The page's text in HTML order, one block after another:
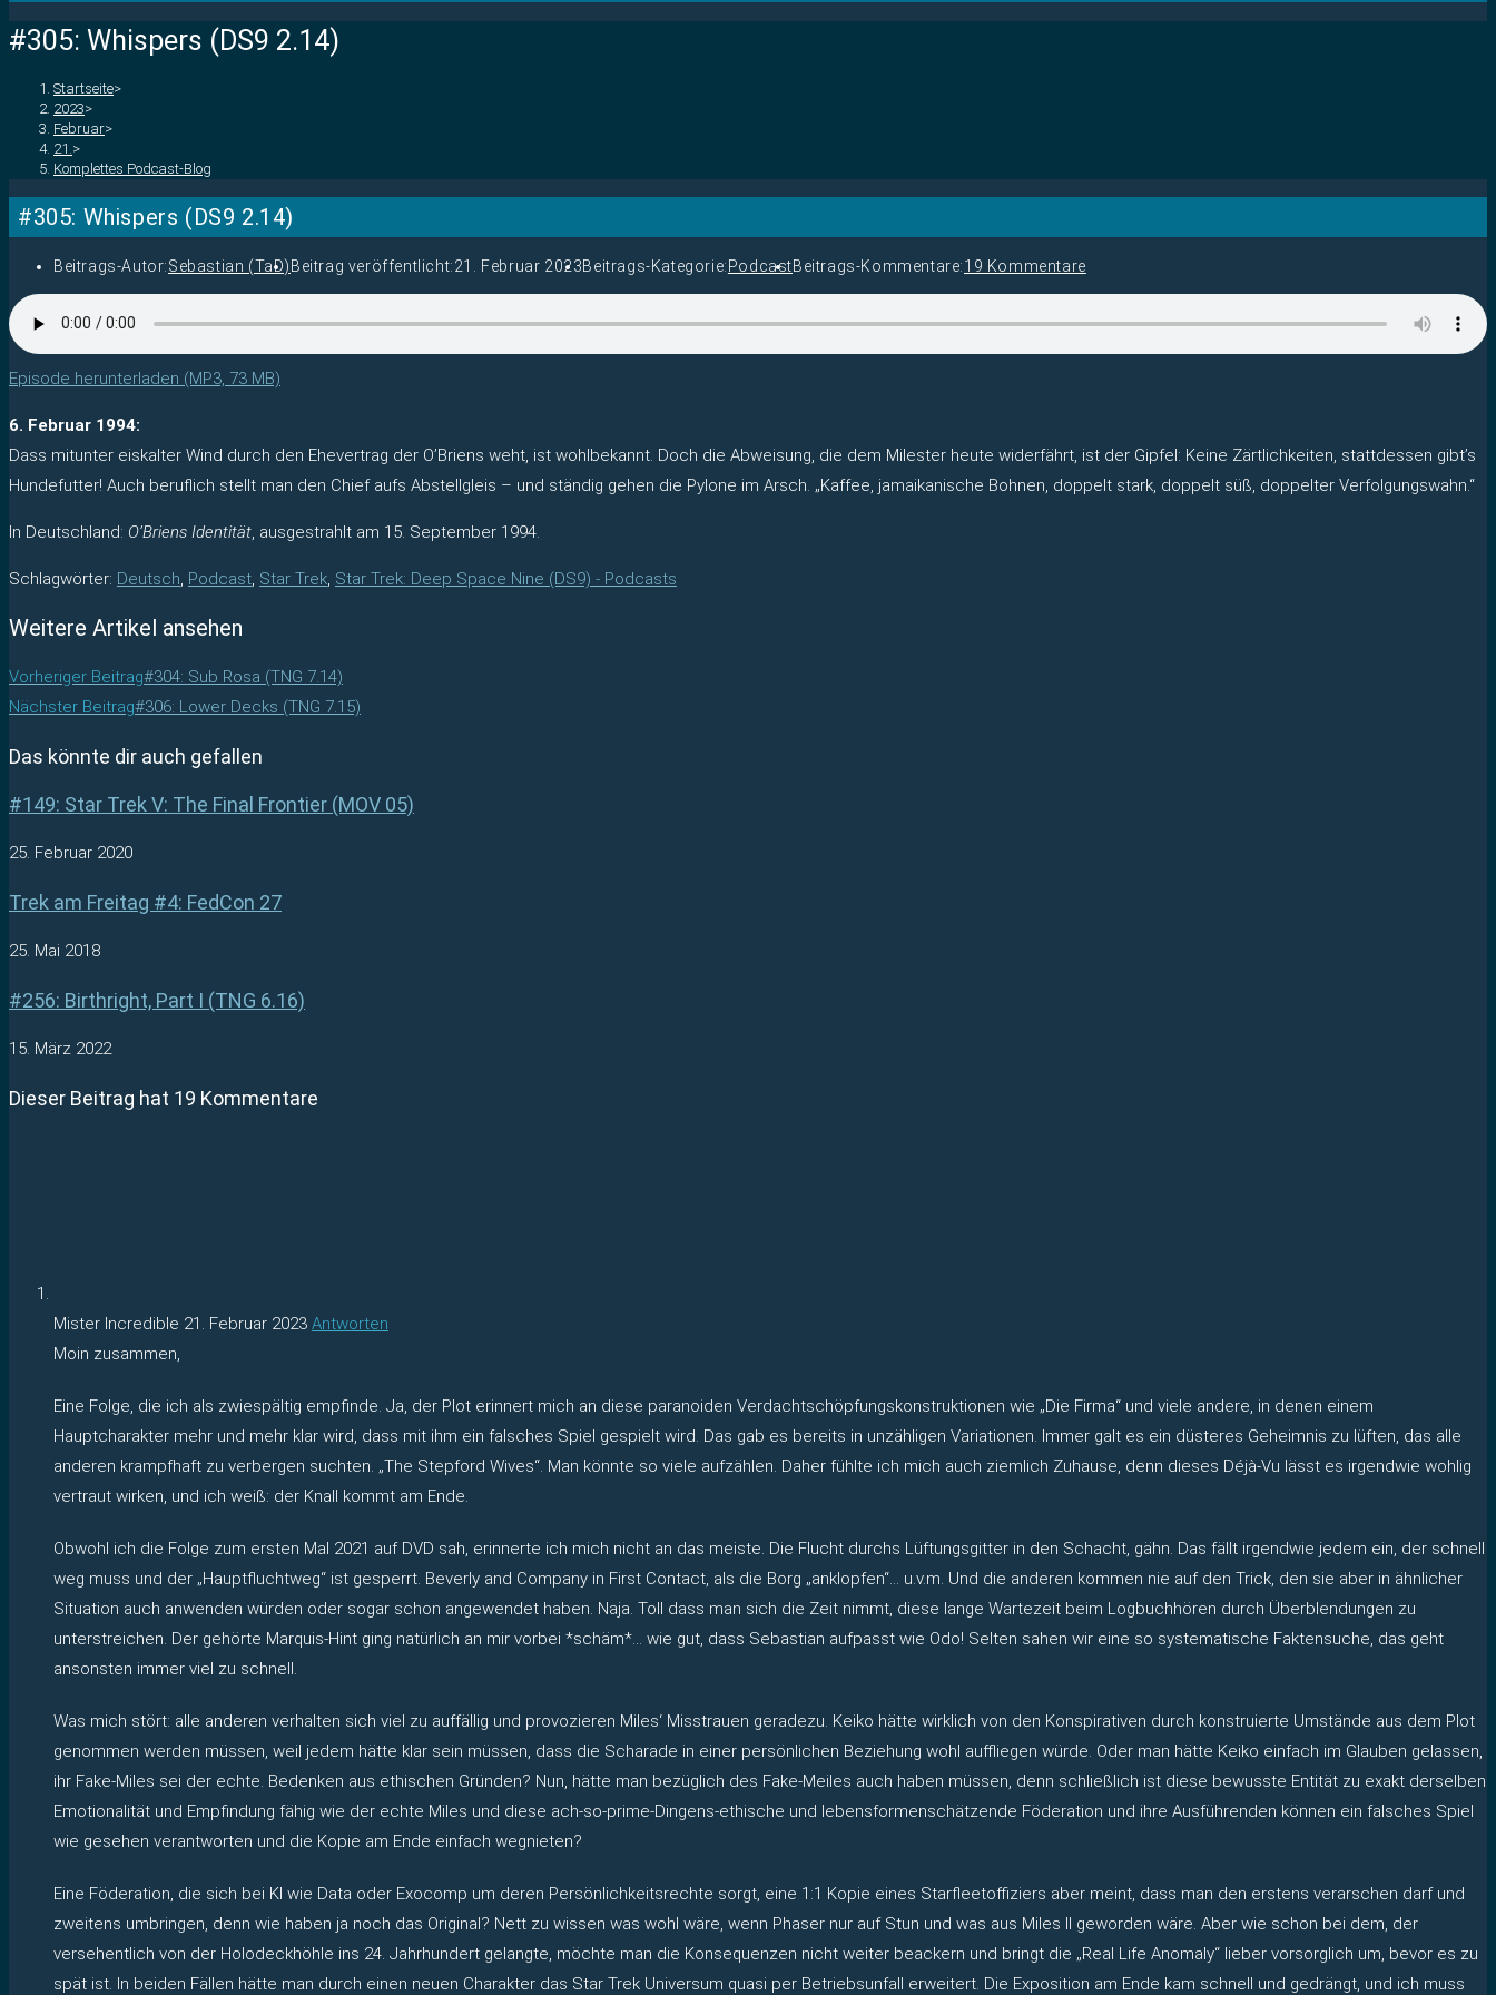
#305: Whispers (DS9 2.14)
Startseite>
2023>
Februar>
21. >
Komplettes Podcast-Blog
#305: Whispers (DS9 2.14)
Beitrags-Autor:Sebastian (TaD) Beitrag veröffentlicht:21. Februar 2023Beitrags-Kategorie: PodcastBeitrags-Kommentare:19 Kommentare
Episode herunterladen (MP3, 73 MB)
6. Februar 1994:
Dass mitunter eiskalter Wind durch den Ehevertrag der O’Briens weht, ist wohlbekannt. Doch die Abweisung, die dem Milester heute widerfährt, ist der Gipfel: Keine Zärtlichkeiten, stattdessen gibt’s
Hundefutter! Auch beruflich stellt man den Chief aufs Abstellgleis – und ständig gehen die Pylone im Arsch. „Kaffee, jamaikanische Bohnen, doppelt stark, doppelt süß, doppelter Verfolgungswahn.“
In Deutschland: O’Briens Identität, ausgestrahlt am 15. September 1994.
Schlagwörter: Deutsch, Podcast, Star Trek, Star Trek: Deep Space Nine (DS9) - Podcasts
Weitere Artikel ansehen
Vorheriger Beitrag#304: Sub Rosa (TNG 7.14)
Nächster Beitrag#306: Lower Decks (TNG 7.15)
Das könnte dir auch gefallen
#149: Star Trek V: The Final Frontier (MOV 05)
25. Februar 2020
Trek am Freitag #4: FedCon 27
25. Mai 2018
#256: Birthright, Part I (TNG 6.16)
15. März 2022
Dieser Beitrag hat 19 Kommentare
Mister Incredible 21. Februar 2023 Antworten
Moin zusammen,
Eine Folge, die ich als zwiespältig empfinde. Ja, der Plot erinnert mich an diese paranoiden Verdachtschöpfungskonstruktionen wie „Die Firma“ und viele andere, in denen einem
Hauptcharakter mehr und mehr klar wird, dass mit ihm ein falsches Spiel gespielt wird. Das gab es bereits in unzähligen Variationen. Immer galt es ein düsteres Geheimnis zu lüften, das alle
anderen krampfhaft zu verbergen suchten. „The Stepford Wives“. Man könnte so viele aufzählen. Daher fühlte ich mich auch ziemlich Zuhause, denn dieses Déjà-Vu lässt es irgendwie wohlig
vertraut wirken, und ich weiß: der Knall kommt am Ende.
Obwohl ich die Folge zum ersten Mal 2021 auf DVD sah, erinnerte ich mich nicht an das meiste. Die Flucht durchs Lüftungsgitter in den Schacht, gähn. Das fällt irgendwie jedem ein, der schnell
weg muss und der „Hauptfluchtweg“ ist gesperrt. Beverly and Company in First Contact, als die Borg „anklopfen“… u.v.m. Und die anderen kommen nie auf den Trick, den sie aber in ähnlicher
Situation auch anwenden würden oder sogar schon angewendet haben. Naja. Toll dass man sich die Zeit nimmt, diese lange Wartezeit beim Logbuchhören durch Überblendungen zu
unterstreichen. Der gehörte Marquis-Hint ging natürlich an mir vorbei *schäm*… wie gut, dass Sebastian aufpasst wie Odo! Selten sahen wir eine so systematische Faktensuche, das geht
ansonsten immer viel zu schnell.
Was mich stört: alle anderen verhalten sich viel zu auffällig und provozieren Miles‘ Misstrauen geradezu. Keiko hätte wirklich von den Konspirativen durch konstruierte Umstände aus dem Plot
genommen werden müssen, weil jedem hätte klar sein müssen, dass die Scharade in einer persönlichen Beziehung wohl auffliegen würde. Oder man hätte Keiko einfach im Glauben gelassen,
ihr Fake-Miles sei der echte. Bedenken aus ethischen Gründen? Nun, hätte man bezüglich des Fake-Meiles auch haben müssen, denn schließlich ist diese bewusste Entität zu exakt derselben
Emotionalität und Empfindung fähig wie der echte Miles und diese ach-so-prime-Dingens-ethische und lebensformenschätzende Föderation und ihre Ausführenden können ein falsches Spiel
wie gesehen verantworten und die Kopie am Ende einfach wegnieten?
Eine Föderation, die sich bei KI wie Data oder Exocomp um deren Persönlichkeitsrechte sorgt, eine 1:1 Kopie eines Starfleetoffiziers aber meint, dass man den erstens verarschen darf und
zweitens umbringen, denn wie haben ja noch das Original? Nett zu wissen was wohl wäre, wenn Phaser nur auf Stun und was aus Miles II geworden wäre. Aber wie schon bei dem, der
versehentlich von der Holodeckhöhle ins 24. Jahrhundert gelangte, möchte man die Konsequenzen nicht weiter beackern und bringt die „Real Life Anomaly“ lieber vorsorglich um, bevor es zu
spät ist. In beiden Fällen hätte man durch einen neuen Charakter das Star Trek Universum quasi per Betriebsunfall erweitert. Die Exposition am Ende kam schnell und gedrängt, und ich muss